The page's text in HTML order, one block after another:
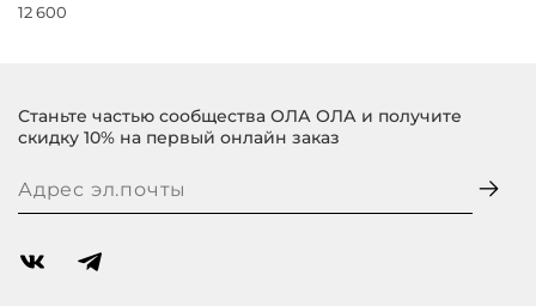
12 600
Станьте частью сообщества ОЛА ОЛА и получите
скидку 10% на первый онлайн заказ